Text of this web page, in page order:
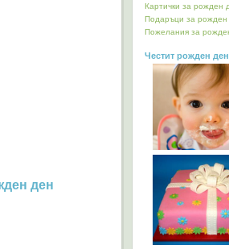
ден
Картички за рожден
Подаръци за рожден
Пожелания за
Честит рожден ден